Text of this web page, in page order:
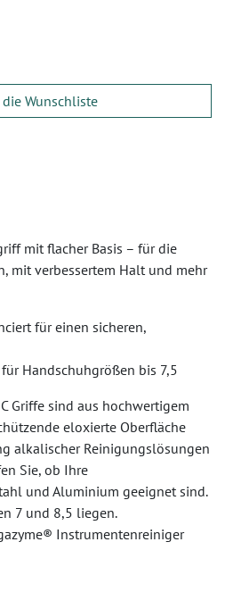
Wunschliste
mit flacher Basis – für die
mit verbessertem Halt und mehr
für einen sicheren,
Handschuhgrößen bis 7,5
Griffe sind aus hochwertigem
eloxierte Oberfläche
alkalischer Reinigungslösungen
Sie, ob Ihre
und Aluminium geeignet sind.
7 und 8,5 liegen.
Instrumentenreiniger